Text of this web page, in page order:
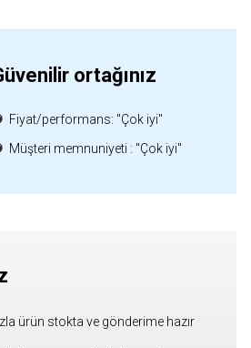
ortağınız
Fiyat/performans: "Çok iyi"
Müşteri memnuniyeti : "Çok iyi"
ürün stokta ve gönderime hazır